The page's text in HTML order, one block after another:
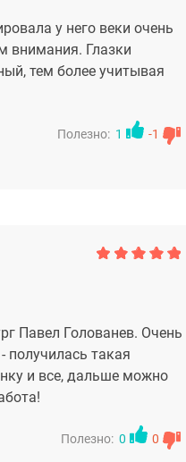
у него веки очень
внимания. Глазки
тем более учитывая
Полезно: 1 -1
Павел Голованев. Очень
получилась такая
и все, дальше можно
Полезно: 0 0